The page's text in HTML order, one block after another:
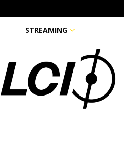
STREAMING